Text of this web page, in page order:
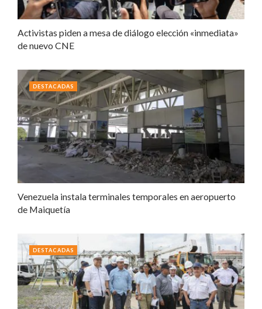
Activistas piden a mesa de diálogo elección «inmediata»
de nuevo CNE
Venezuela instala terminales temporales en aeropuerto
de Maiquetía
DESTACADAS
DESTACADAS